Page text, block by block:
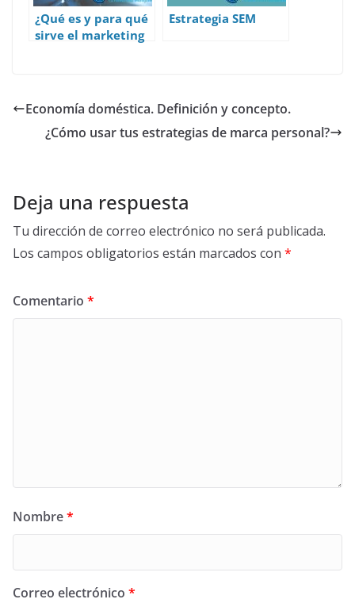
¿Qué es y para qué
sirve el marketing
Estrategia SEM
Economía doméstica. Definición y concepto.
¿Cómo usar tus estrategias de marca personal?
Deja una respuesta
Tu dirección de correo electrónico no será publicada.
Los campos obligatorios están marcados con *
Comentario *
Nombre*
Correo electrónico *